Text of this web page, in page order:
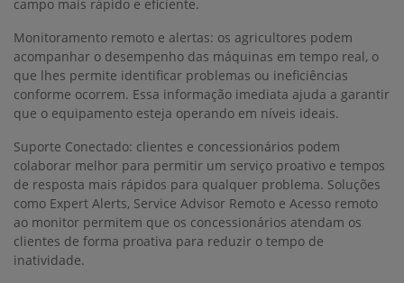
campo mais rápido e eficiente.
Monitoramento remoto e alertas: os agricultores podem
acompanhar o desempenho das máquinas em tempo real, o
que lhes permite identificar problemas ou ineficiências
conforme ocorrem. Essa informação imediata ajuda a garantir
que o equipamento esteja operando em níveis ideais.
Suporte Conectado: clientes e concessionários podem
colaborar melhor para permitir um serviço proativo e tempos
de resposta mais rápidos para qualquer problema. Soluções
como Expert Alerts, Service Advisor Remoto e Acesso remoto
ao monitor permitem que os concessionários atendam os
clientes de forma proativa para reduzir o tempo de
inatividade.